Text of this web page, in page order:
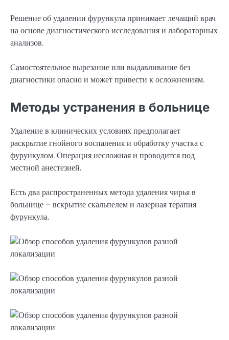
Решение об удалении фурункула принимает лечащий врач
на основе диагностического исследования и лабораторных
анализов.
Самостоятельное вырезание или выдавливание без
диагностики опасно и может привести к осложнениям.
Методы устранения в больнице
Удаление в клинических условиях предполагает
раскрытие гнойного воспаления и обработку участка с
фурункулом. Операция несложная и проводится под
местной анестезией.
Есть два распространенных метода удаления чирья в
больнице – вскрытие скальпелем и лазерная терапия
фурункула.